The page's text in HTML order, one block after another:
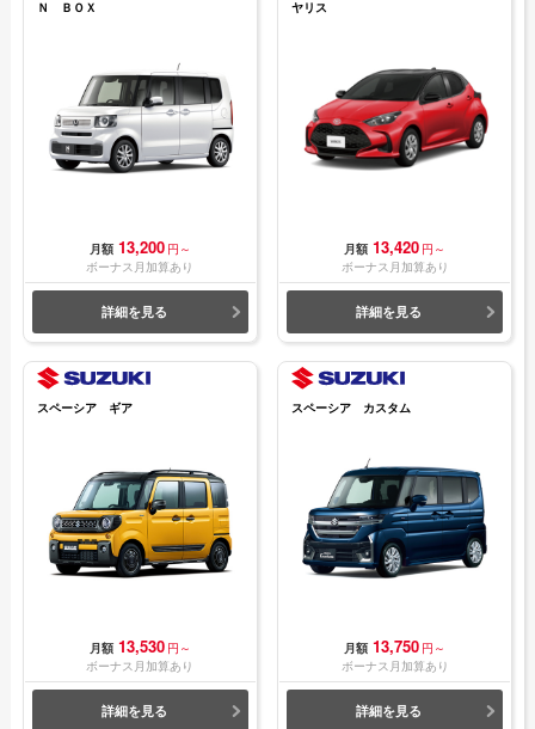
Ｎ ＢＯＸ
月額 13,200 円～
ボーナス月加算あり
詳細を見る
ヤリス
月額 13,420 円～
ボーナス月加算あり
詳細を見る
スペーシア ギア
月額 13,530 円～
ボーナス月加算あり
詳細を見る
スペーシア カスタム
月額 13,750 円～
ボーナス月加算あり
詳細を見る